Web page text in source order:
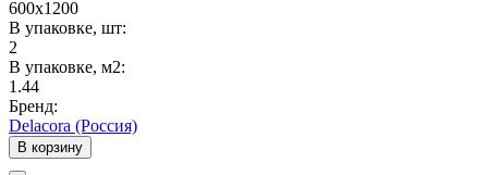
600x1200
В упаковке, шт:
2
В упаковке, м2:
1.44
Бренд:
Delacora (Россия)
В корзину